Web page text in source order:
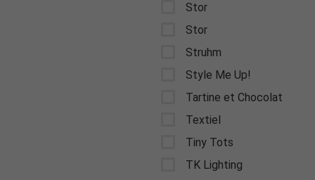
Stor
Stor
Struhm
Style Me Up!
Tartine et Chocolat
Textiel
Tiny Tots
TK Lighting